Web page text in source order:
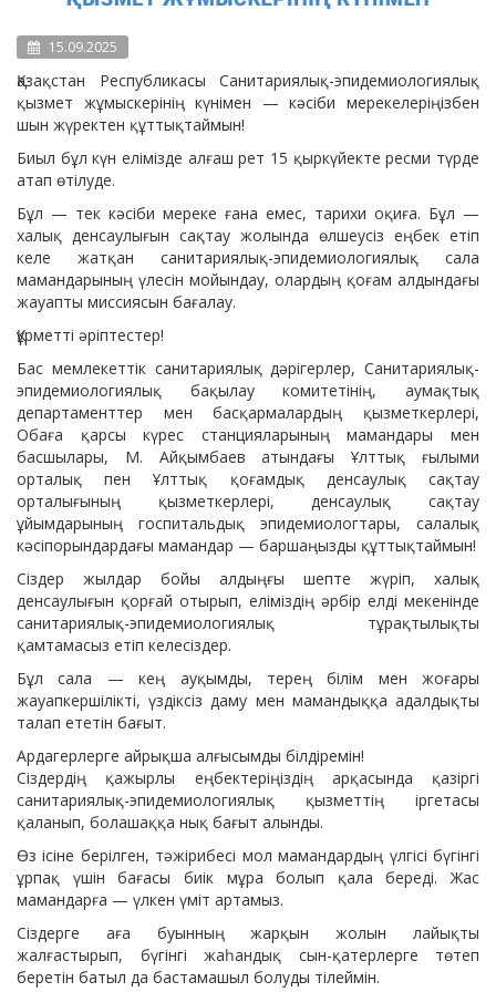
15.09.2025
Қазақстан Республикасы Санитариялық-эпидемиологиялық
қызмет жұмыскерінің күнімен — кәсіби мерекелеріңізбен
шын жүректен құттықтаймын!
Биыл бұл күн елімізде алғаш рет 15 қыркүйекте ресми түрде
атап өтілуде.
Бұл — тек кәсіби мереке ғана емес, тарихи оқиға. Бұл —
халық денсаулығын сақтау жолында өлшеусіз еңбек етіп
келе жатқан санитариялық-эпидемиологиялық сала
мамандарының үлесін мойындау, олардың қоғам алдындағы
жауапты миссиясын бағалау.
Құрметті әріптестер!
Бас мемлекеттік санитариялық дәрігерлер, Санитариялық-
эпидемиологиялық бақылау комитетінің, аумақтық
департаменттер мен басқармалардың қызметкерлері,
Обаға қарсы күрес станцияларының мамандары мен
басшылары, М. Айқымбаев атындағы Ұлттық ғылыми
орталық пен Ұлттық қоғамдық денсаулық сақтау
орталығының қызметкерлері, денсаулық сақтау
ұйымдарының госпитальдық эпидемиологтары, салалық
кәсіпорындардағы мамандар — баршаңызды құттықтаймын!
Сіздер жылдар бойы алдыңғы шепте жүріп, халық
денсаулығын қорғай отырып, еліміздің әрбір елді мекенінде
санитариялық-эпидемиологиялық тұрақтылықты
қамтамасыз етіп келесіздер.
Бұл сала — кең ауқымды, терең білім мен жоғары
жауапкершілікті, үздіксіз даму мен мамандыққа адалдықты
талап ететін бағыт.
Ардагерлерге айрықша алғысымды білдіремін!
Сіздердің қажырлы еңбектеріңіздің арқасында қазіргі
санитариялық-эпидемиологиялық қызметтің іргетасы
қаланып, болашаққа нық бағыт алынды.
Өз ісіне берілген, тәжірибесі мол мамандардың үлгісі бүгінгі
ұрпақ үшін бағасы биік мұра болып қала береді. Жас
мамандарға — үлкен үміт артамыз.
Сіздерге аға буынның жарқын жолын лайықты
жалғастырып, бүгінгі жаһандық сын-қатерлерге төтеп
беретін батыл да бастамашыл болуды тілеймін.